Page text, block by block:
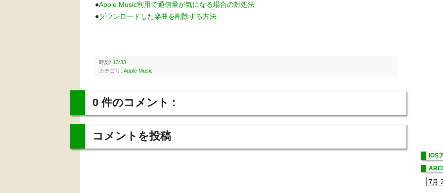
●Apple Music利用で通信量が気になる場合の対処法
●ダウンロードした楽曲を削除する方法
時刻: 13:33
カテゴリ: Apple Music
0 件のコメント :
コメントを投稿
IOS